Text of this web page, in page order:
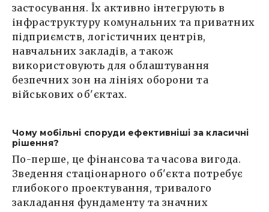
застосування. Їх активно інтегрують в
інфраструктуру комунальних та приватних
підприємств, логістичних центрів,
навчальних закладів, а також
використовують для облаштування
безпечних зон на лініях оборони та
військових об'єктах.
Чому мобільні споруди ефективніші за класичні
рішення?
По-перше, це фінансова та часова вигода.
Зведення стаціонарного об'єкта потребує
глибокого проектування, тривалого
закладання фундаменту та значних